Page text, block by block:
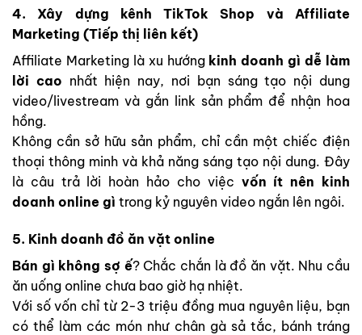
4. Xây dựng kênh TikTok Shop và Affiliate
Marketing (Tiếp thị liên kết)
Affiliate Marketing là xu hướng kinh doanh gì dễ làm
lời cao nhất hiện nay, nơi bạn sáng tạo nội dung
video/livestream và gắn link sản phẩm để nhận hoa
hồng.
Không cần sở hữu sản phẩm, chỉ cần một chiếc điện
thoại thông minh và khả năng sáng tạo nội dung. Đây
là câu trả lời hoàn hảo cho việc vốn ít nên kinh
doanh online gì trong kỷ nguyên video ngắn lên ngôi.
5. Kinh doanh đồ ăn vặt online
Bán gì không sợ ế? Chắc chắn là đồ ăn vặt. Nhu cầu
ăn uống online chưa bao giờ hạ nhiệt.
Với số vốn chỉ từ 2-3 triệu đồng mua nguyên liệu, bạn
có thể làm các món như chân gà sả tắc, bánh tráng